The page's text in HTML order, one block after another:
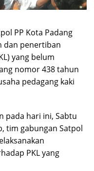
PP Kota Padang
dan penertiban
yang belum
nomor 438 tahun
pedagang kaki
pada hari ini, Sabtu
tim gabungan Satpol
PKL yang